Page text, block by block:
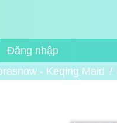
Đăng nhập
- Keqing Maid